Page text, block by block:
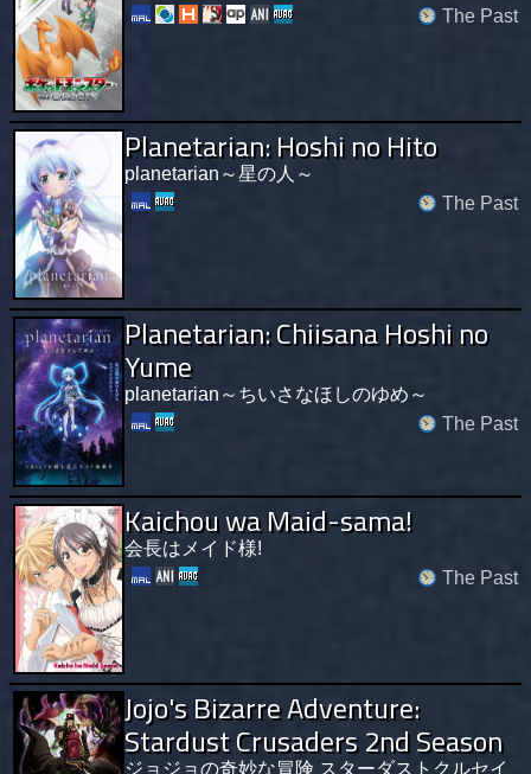
The Past
Planetarian: Hoshi no Hito
planetarian～星の人～
The Past
Planetarian: Chiisana Hoshi no
Yume
planetarian～ちいさなほしのゆめ～
The Past
Kaichou wa Maid-sama!
会長はメイド様!
The Past
Jojo's Bizarre Adventure:
Stardust Crusaders 2nd Season
ジョジョの奇妙な冒険 スターダストクルセイ